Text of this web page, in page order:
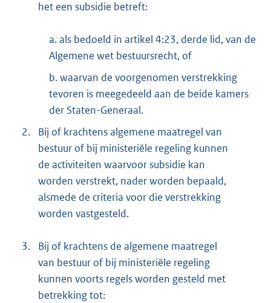
het een subsidie betreft:
a. als bedoeld in artikel 4:23, derde lid, van de
Algemene wet bestuursrecht, of
b. waarvan de voorgenomen verstrekking
tevoren is meegedeeld aan de beide kamers
der Staten-Generaal.
2.
Bij of krachtens algemene maatregel van
bestuur of bij ministeriële regeling kunnen
de activiteiten waarvoor subsidie kan
worden verstrekt, nader worden bepaald,
alsmede de criteria voor die verstrekking
worden vastgesteld.
3.
Bij of krachtens de algemene maatregel
van bestuur of bij ministeriële regeling
kunnen voorts regels worden gesteld met
betrekking tot: